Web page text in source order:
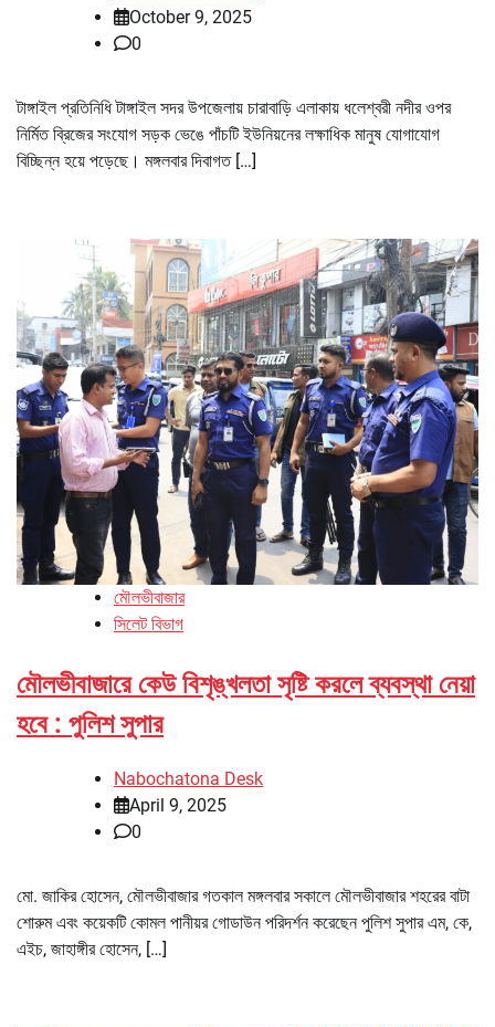
October 9, 2025
0
টাঙ্গাইল প্রতিনিধি টাঙ্গাইল সদর উপজেলায় চারাবাড়ি এলাকায় ধলেশ্বরী নদীর ওপর
নির্মিত ব্রিজের সংযোগ সড়ক ভেঙে পাঁচটি ইউনিয়নের লক্ষাধিক মানুষ যোগাযোগ
বিচ্ছিন্ন হয়ে পড়েছে। মঙ্গলবার দিবাগত […]
মৌলভীবাজার
সিলেট বিভাগ
মৌলভীবাজারে কেউ বিশৃঙ্খলতা সৃষ্টি করলে ব্যবস্থা নেয়া
হবে : পুলিশ সুপার
Nabochatona Desk
April 9, 2025
0
মো. জাকির হোসেন, মৌলভীবাজার গতকাল মঙ্গলবার সকালে মৌলভীবাজার শহরের বাটা
শোরুম এবং কয়েকটি কোমল পানীয়র গোডাউন পরিদর্শন করেছেন পুলিশ সুপার এম, কে,
এইচ, জাহাঙ্গীর হোসেন, […]